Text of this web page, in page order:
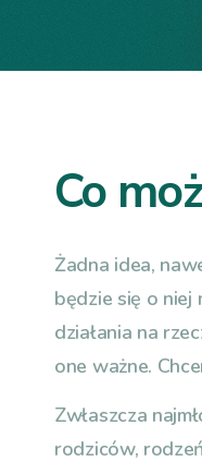
Co
Żadna idea,
będzie się o niej
działania na
one ważne.
Zwłaszcza
rodziców,